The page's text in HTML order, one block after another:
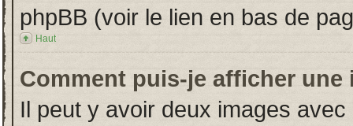
phpBB (voir le lien en bas de
Haut
Comment puis-je afficher une
Il peut y avoir deux images